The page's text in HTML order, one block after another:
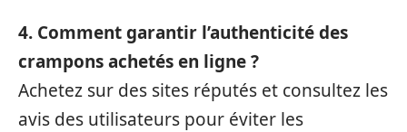
4. Comment garantir l’authenticité des
crampons achetés en ligne ?
Achetez sur des sites réputés et consultez les
avis des utilisateurs pour éviter les